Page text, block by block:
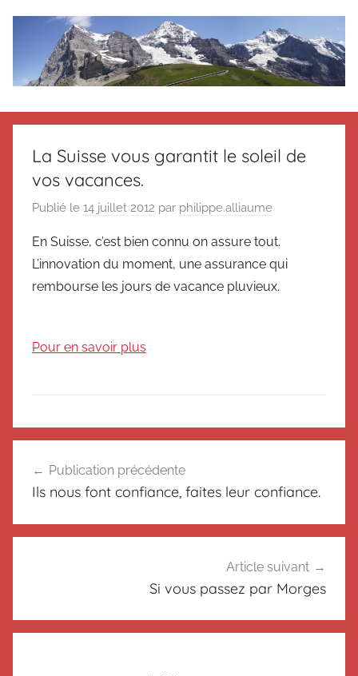
Le
blog
de
Suisse
Magazine
Suisse
Suisse
Magazine
La Suisse vous garantit le soleil de
vos vacances.
Publié le 14 juillet 2012 par philippe.alliaume
En Suisse, c’est bien connu on assure tout.
L’innovation du moment, une assurance qui
rembourse les jours de vacance pluvieux.
Pour en savoir plus
N
c
l
de
Publication précédente
Ils nous font confiance, faites leur confiance.
Article suivant
Si vous passez par Morges